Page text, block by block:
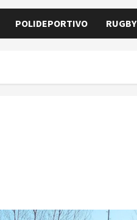
POLIDEPORTIVO RUGBY